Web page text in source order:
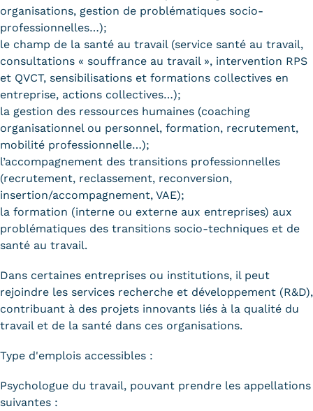
organisations, gestion de problématiques socio-
professionnelles…);
le champ de la santé au travail (service santé au travail,
consultations « souffrance au travail », intervention RPS
et QVCT, sensibilisations et formations collectives en
entreprise, actions collectives…);
la gestion des ressources humaines (coaching
organisationnel ou personnel, formation, recrutement,
mobilité professionnelle…);
l’accompagnement des transitions professionnelles
(recrutement, reclassement, reconversion,
insertion/accompagnement, VAE);
la formation (interne ou externe aux entreprises) aux
problématiques des transitions socio-techniques et de
santé au travail.
Dans certaines entreprises ou institutions, il peut
rejoindre les services recherche et développement (R&D),
contribuant à des projets innovants liés à la qualité du
travail et de la santé dans ces organisations.
Type d'emplois accessibles :
Psychologue du travail, pouvant prendre les appellations
suivantes :